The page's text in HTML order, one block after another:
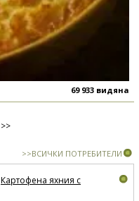
69 933 видяна
>>
>>ВСИЧКИ ПОТРЕБИТЕЛИ
Картофена яхния с